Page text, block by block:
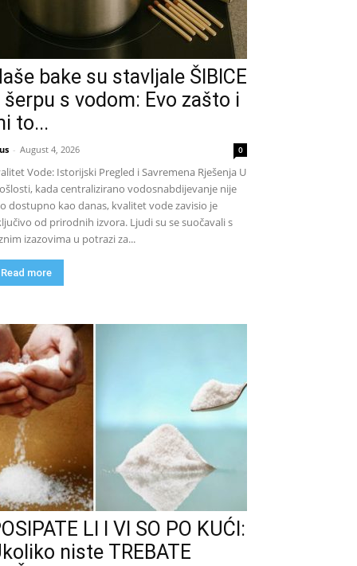
bake su stavljale ŠIBICE
šerpu s vodom: Evo zašto i
to...
- August 4, 2026 0
Vode: Istorijski Pregled i Savremena Rješenja U
kada centralizirano vodosnabdijevanje nije
dostupno kao danas, kvalitet vode zavisio je
od prirodnih izvora. Ljudi su se suočavali s
izazovima u potrazi za...
Read more
LI I VI SO PO KUĆI:
niste TREBATE